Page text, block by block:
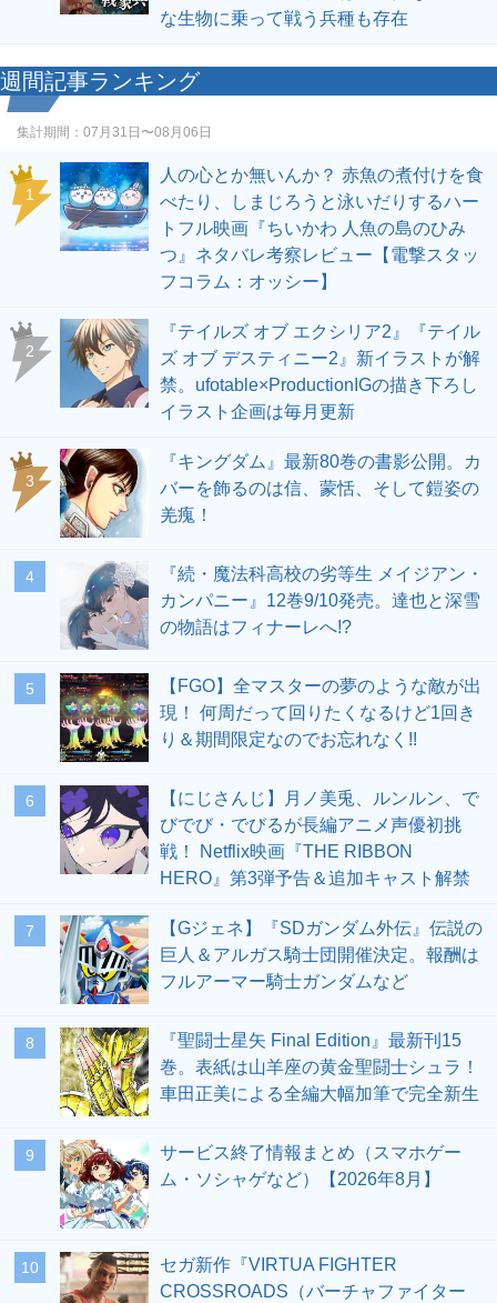
な生物に乗って戦う兵種も存在
週間記事ランキング
集計期間： 07月31日〜08月06日
1
人の心とか無いんか？ 赤魚の煮付けを食
べたり、しまじろうと泳いだりするハー
トフル映画『ちいかわ 人魚の島のひみ
つ』ネタバレ考察レビュー【電撃スタッ
フコラム：オッシー】
2
『テイルズ オブ エクシリア2』『テイル
ズ オブ デスティニー2』新イラストが解
禁。ufotable×ProductionIGの描き下ろし
イラスト企画は毎月更新
3
『キングダム』最新80巻の書影公開。カ
バーを飾るのは信、蒙恬、そして鎧姿の
羌瘣！
4
『続・魔法科高校の劣等生 メイジアン・
カンパニー』12巻9/10発売。達也と深雪
の物語はフィナーレへ!?
5
【FGO】全マスターの夢のような敵が出
現！ 何周だって回りたくなるけど1回き
り＆期間限定なのでお忘れなく!!
6
【にじさんじ】月ノ美兎、ルンルン、で
びでび・でびるが長編アニメ声優初挑
戦！ Netflix映画『THE RIBBON
HERO』第3弾予告＆追加キャスト解禁
7
【Gジェネ】『SDガンダム外伝』伝説の
巨人＆アルガス騎士団開催決定。報酬は
フルアーマー騎士ガンダムなど
8
『聖闘士星矢 Final Edition』最新刊15
巻。表紙は山羊座の黄金聖闘士シュラ！
車田正美による全編大幅加筆で完全新生
9
サービス終了情報まとめ（スマホゲー
ム・ソシャゲなど）【2026年8月】
10
セガ新作『VIRTUA FIGHTER
CROSSROADS（バーチャファイター